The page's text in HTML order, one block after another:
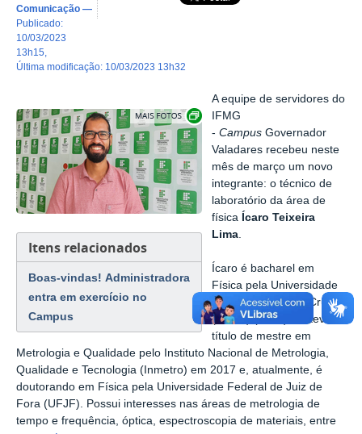
Comunicação —
publicado:
10/03/2023
13h15
última modificação: 10/03/2023 13h32
Exibir carrossel de imagens
Itens relacionados
Boas-vindas! Administradora
entra em exercício no
Campus
A equipe de servidores do
IFMG
-Campus Governador
Valadares recebeu neste
mês de março um novo
integrante: o técnico de
laboratórioda área de
física Ícaro Teixeira
Lima.
Ícaroé bacharel em
Física pela Universidade
Estadual de Santa Cruz
(UESC) (2014). Obteve o
título de mestre em
Metrologia e Qualidade pelo Instituto Nacional de Metrologia,
Qualidade e Tecnologia (Inmetro) em 2017 e, atualmente, é
doutorando em Física pela Universidade Federal de Juiz de
Fora (UFJF). Possui interesses nas áreas de metrologia de
tempo e frequência, óptica, espectroscopia de materiais, entre